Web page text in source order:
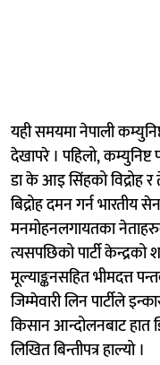
यही समयमा नेपाली
देखापरे । पहिलो, कम्युनिष्ट
डा के आइ सिंहको विद्रोह र
बिद्रोह दमन गर्न भारतीय
मनमोहनलगायतका
त्यसपछिको पार्टी
मूल्याङ्कनसहित भीमदत्त
जिम्मेवारी लिन पार्टीले
किसान आन्दोलनबाट हात
लिखित बिन्तीपत्र हाल्यो ।